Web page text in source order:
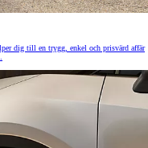
dig till en trygg, enkel och prisvärd affär